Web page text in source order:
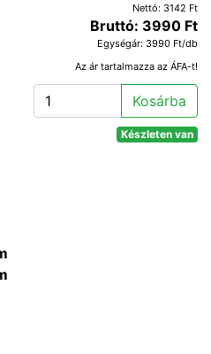
Nettó: 3142 Ft
Bruttó: 3990 Ft
Egységár: 3990 Ft/db
Az ár tartalmazza az ÁFA-t!
Kosárba
Készleten van